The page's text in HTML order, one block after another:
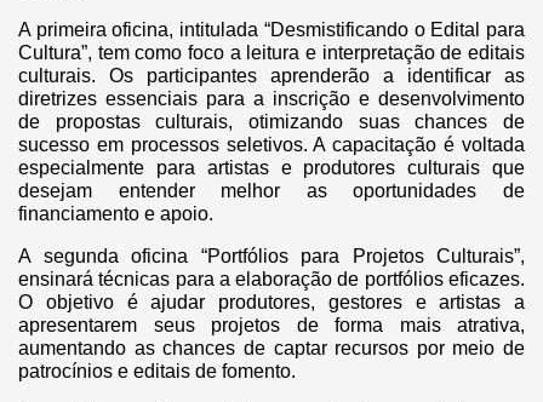
A primeira oficina, intitulada “Desmistificando o Edital para
Cultura”, tem como foco a leitura e interpretação de editais
culturais. Os participantes aprenderão a identificar as
diretrizes essenciais para a inscrição e desenvolvimento
de propostas culturais, otimizando suas chances de
sucesso em processos seletivos. A capacitação é voltada
especialmente para artistas e produtores culturais que
desejam entender melhor as oportunidades de
financiamento e apoio.
A segunda oficina “Portfólios para Projetos Culturais”,
ensinará técnicas para a elaboração de portfólios eficazes.
O objetivo é ajudar produtores, gestores e artistas a
apresentarem seus projetos de forma mais atrativa,
aumentando as chances de captar recursos por meio de
patrocínios e editais de fomento.